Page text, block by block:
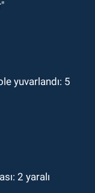
yuvarlandı: 5
2 yaralı